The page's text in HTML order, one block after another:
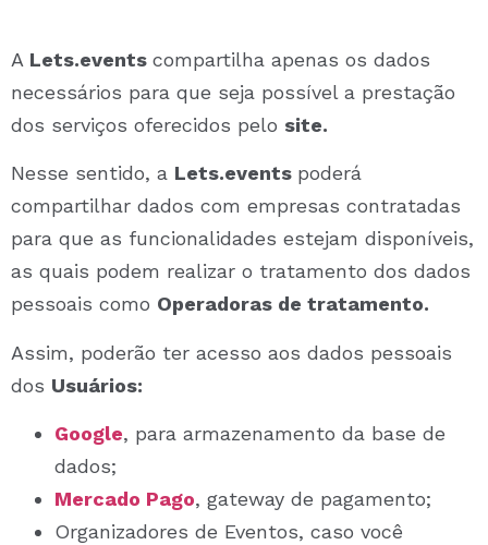
A Lets.events compartilha apenas os dados
necessários para que seja possível a prestação
dos serviços oferecidos pelo site.
Nesse sentido, a Lets.events poderá
compartilhar dados com empresas contratadas
para que as funcionalidades estejam disponíveis,
as quais podem realizar o tratamento dos dados
pessoais como Operadoras de tratamento.
Assim, poderão ter acesso aos dados pessoais
dos Usuários:
Google, para armazenamento da base de
dados;
Mercado Pago, gateway de pagamento;
Organizadores de Eventos, caso você